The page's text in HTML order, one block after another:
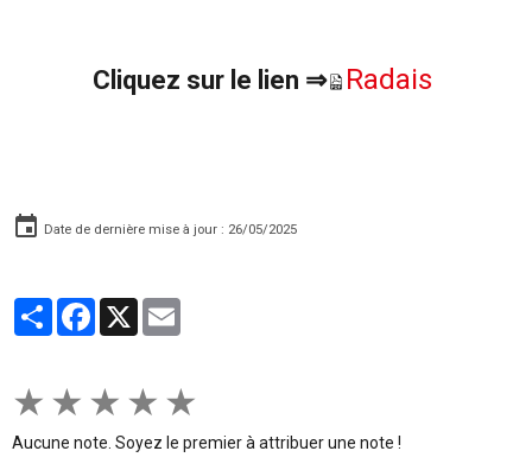
Cliquez sur le lien ⇒ Radais
Date de dernière mise à jour : 26/05/2025
PartagerFacebook
X
★ ★ ★ ★ ★
Aucune note. Soyez le premier à attribuer une note !